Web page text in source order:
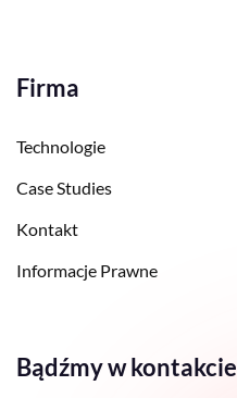
Firma
Technologie
Case Studies
Kontakt
Informacje Prawne
Bądźmy w kontakcie